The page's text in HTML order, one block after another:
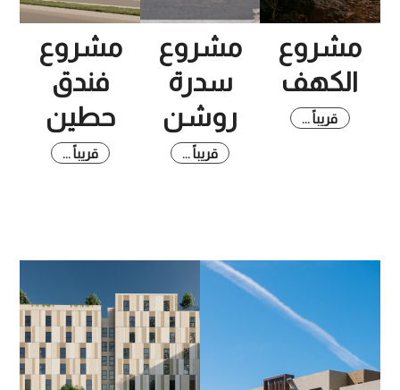
مشروع
الكهف
قريباً ...
مشروع
سدرة
روشن
قريباً ...
مشروع
فندق
حطين
قريباً ...